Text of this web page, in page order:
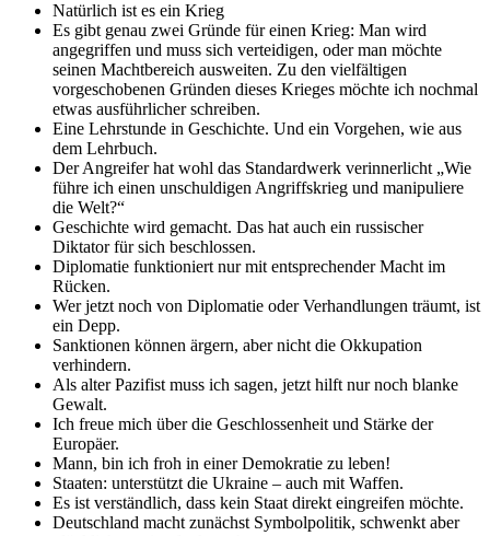
Natürlich ist es ein Krieg
Es gibt genau zwei Gründe für einen Krieg: Man wird
angegriffen und muss sich verteidigen, oder man möchte
seinen Machtbereich ausweiten. Zu den vielfältigen
vorgeschobenen Gründen dieses Krieges möchte ich nochmal
etwas ausführlicher schreiben.
Eine Lehrstunde in Geschichte. Und ein Vorgehen, wie aus
dem Lehrbuch.
Der Angreifer hat wohl das Standardwerk verinnerlicht „Wie
führe ich einen unschuldigen Angriffskrieg und manipuliere
die Welt?“
Geschichte wird gemacht. Das hat auch ein russischer
Diktator für sich beschlossen.
Diplomatie funktioniert nur mit entsprechender Macht im
Rücken.
Wer jetzt noch von Diplomatie oder Verhandlungen träumt, ist
ein Depp.
Sanktionen können ärgern, aber nicht die Okkupation
verhindern.
Als alter Pazifist muss ich sagen, jetzt hilft nur noch blanke
Gewalt.
Ich freue mich über die Geschlossenheit und Stärke der
Europäer.
Mann, bin ich froh in einer Demokratie zu leben!
Staaten: unterstützt die Ukraine – auch mit Waffen.
Es ist verständlich, dass kein Staat direkt eingreifen möchte.
Deutschland macht zunächst Symbolpolitik, schwenkt aber